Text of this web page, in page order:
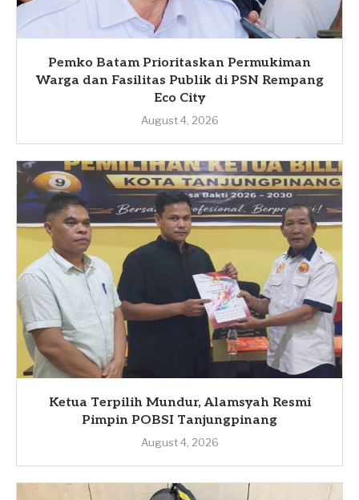
Pemko Batam Prioritaskan Permukiman
Warga dan Fasilitas Publik di PSN Rempang
Eco City
August 4, 2026
Ketua Terpilih Mundur, Alamsyah Resmi
Pimpin POBSI Tanjungpinang
August 4, 2026